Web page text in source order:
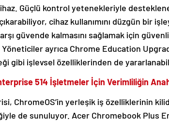
Güçlü kontrol yetenekleriyle
cihaz kullanımını düzgün bir
güvende kalmasını sağlamak için güvenlik
ayrıca Chrome Education
gibi işlevsel özelliklerinden de
514 İşletmeler İçin Verimliliğin
ChromeOS’in yerleşik iş özelliklerinin
de sunuluyor. Acer Chromebook Plus